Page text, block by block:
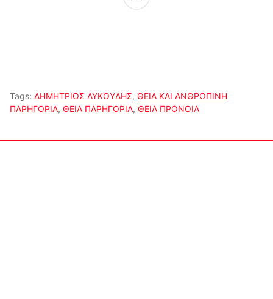
Tags: ΔΗΜΗΤΡΙΟΣ ΛΥΚΟΥΔΗΣ, ΘΕΙΑ ΚΑΙ ΑΝΘΡΩΠΙΝΗ
ΠΑΡΗΓΟΡΙΑ, ΘΕΙΑ ΠΑΡΗΓΟΡΙΑ, ΘΕΙΑ ΠΡΟΝΟΙΑ